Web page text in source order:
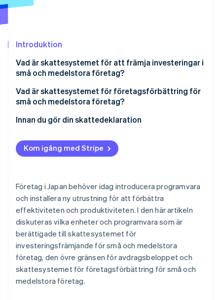
Introduktion
Vad är skattesystemet för att främja investeringar i
små och medelstora företag?
Enheter som kan komma i fråga för skattesystem
för främjande av investeringar i små och
främjande av investeringar i små och medelstora
företag
företag
Vad är skattesystemet för företagsförbättring för
små och medelstora företag?
Behöriga enheter inom ramen för skatteystemet för
Övre gränser i skattesystemet för
företagsförbättring
Innan du gör din skattedeklaration
Kom igång med Stripe
Företag i Japan behöver idag introducera programvara
och installera ny utrustning för att förbättra
effektiviteten och produktiviteten. I den här artikeln
diskuteras vilka enheter och programvara som är
berättigade till skattesystemet för
investeringsfrämjande för små och medelstora
företag, den övre gränsen för avdragsbeloppet och
skattesystemet för företagsförbättring för små och
medelstora företag.